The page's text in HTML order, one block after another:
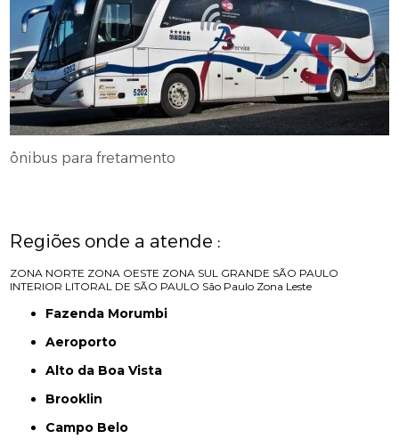
ônibus para fretamento
Regiões onde a atende :
ZONA NORTE ZONA OESTE ZONA SUL GRANDE SÃO PAULO
INTERIOR LITORAL DE SÃO PAULO São Paulo Zona Leste
Fazenda Morumbi
Aeroporto
Alto da Boa Vista
Brooklin
Campo Belo